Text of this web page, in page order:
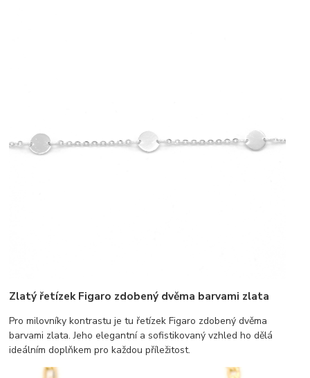
Zlatý řetízek Figaro zdobený dvěma barvami zlata
Pro milovníky kontrastu je tu řetízek Figaro zdobený dvěma
barvami zlata. Jeho elegantní a sofistikovaný vzhled ho dělá
ideálním doplňkem pro každou příležitost.